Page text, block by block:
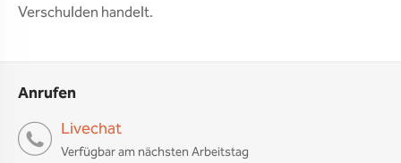
Anrufen
Livechat
Verfügbar am nächsten Arbeitstag
Verschulden handelt.